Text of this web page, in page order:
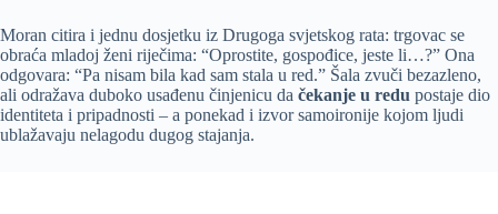
Moran citira i jednu dosjetku iz Drugoga svjetskog rata: trgovac se
obraća mladoj ženi riječima: “Oprostite, gospođice, jeste li…?” Ona
odgovara: “Pa nisam bila kad sam stala u red.” Šala zvuči bezazleno,
ali odražava duboko usađenu činjenicu da čekanje u redu postaje dio
identiteta i pripadnosti – a ponekad i izvor samoironije kojom ljudi
ublažavaju nelagodu dugog stajanja.